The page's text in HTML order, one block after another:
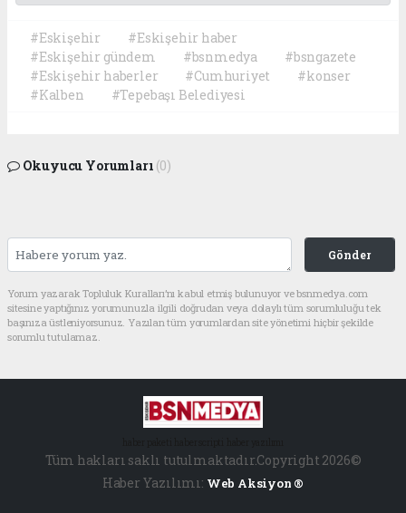
#Eskişehir
#Eskişehir haber
#Eskişehir gündem
#bsnmedya
#bsngazete
#Eskişehir haberler
#Cumhuriyet
#konser
#Kalben
#Tepebaşı Belediyesi
Okuyucu Yorumları (0)
Gönder
Yorum yazarak Topluluk Kuralları’nı kabul etmiş bulunuyor ve bsnmedya.com
sitesine yaptığınız yorumunuzla ilgili doğrudan veya dolaylı tüm sorumluluğu tek
başınıza üstleniyorsunuz. Yazılan tüm yorumlardan site yönetimi hiçbir şekilde
sorumlu tutulamaz.
Tüm hakları saklı tutulmaktadır.Copyright 2026©
Haber Yazılımı: Web Aksiyon ®